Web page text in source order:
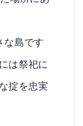
な島です
は祭祀に
掟を忠実